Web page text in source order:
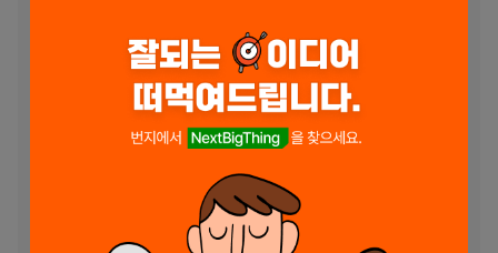
위치 (선택): 근처 다양한 여행지, 상품 탐색
마이크 (선택): 고객센터와 음성통화 및 녹음 기능을 제공하기 위해 사용
사진 및 동영상 (선택): 사진 업로드 또는 동영상 재생과 관련 기능을 제공
통화 (선택): 앱 내 통화 기능을 통해 고객센터와 연락
활동 추적 (선택): 더 나은 사용자 경험을 제공하기 위해 추적 기술을 사용
* 선택 접근 권한은 동의하지 않아도 앱을 사용하실 수 있습니다.